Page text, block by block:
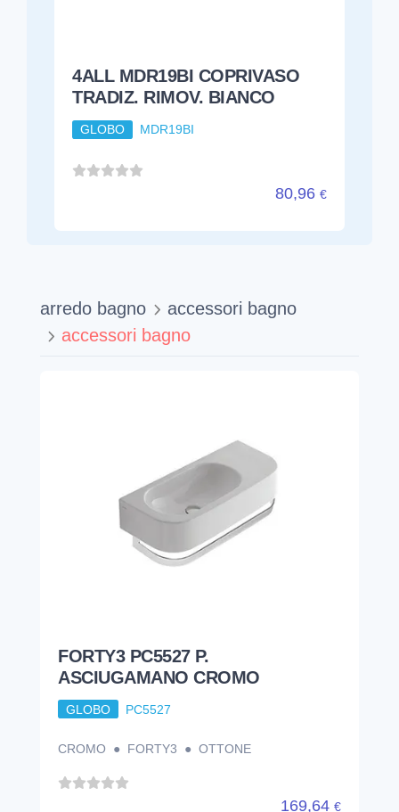
4ALL MDR19BI COPRIVASO
TRADIZ. RIMOV. BIANCO
GLOBO MDR19BI
80,96 €
arredo bagno
accessori bagno
accessori bagno
FORTY3 PC5527 P.
ASCIUGAMANO CROMO
GLOBO PC5527
CROMO ● FORTY3 ● OTTONE
169,64 €